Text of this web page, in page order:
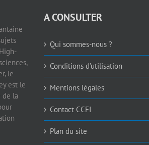
le
est le
de la
A CONSULTER
Qui sommes-nous ?
Conditions d’utilisation
Mentions légales
Contact CCFI
Plan du site